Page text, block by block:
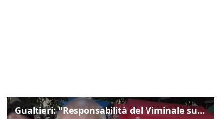
Gualtieri: "Responsabilità del Viminale su Spin Time? La posizione dei partiti è nota"